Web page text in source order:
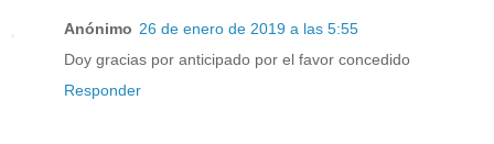
Anónimo 26 de enero de 2019 a las 5:55
Doy gracias por anticipado por el favor concedido
Responder